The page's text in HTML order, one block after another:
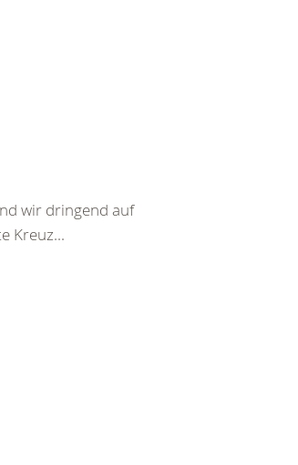
wir dringend auf
Kreuz...